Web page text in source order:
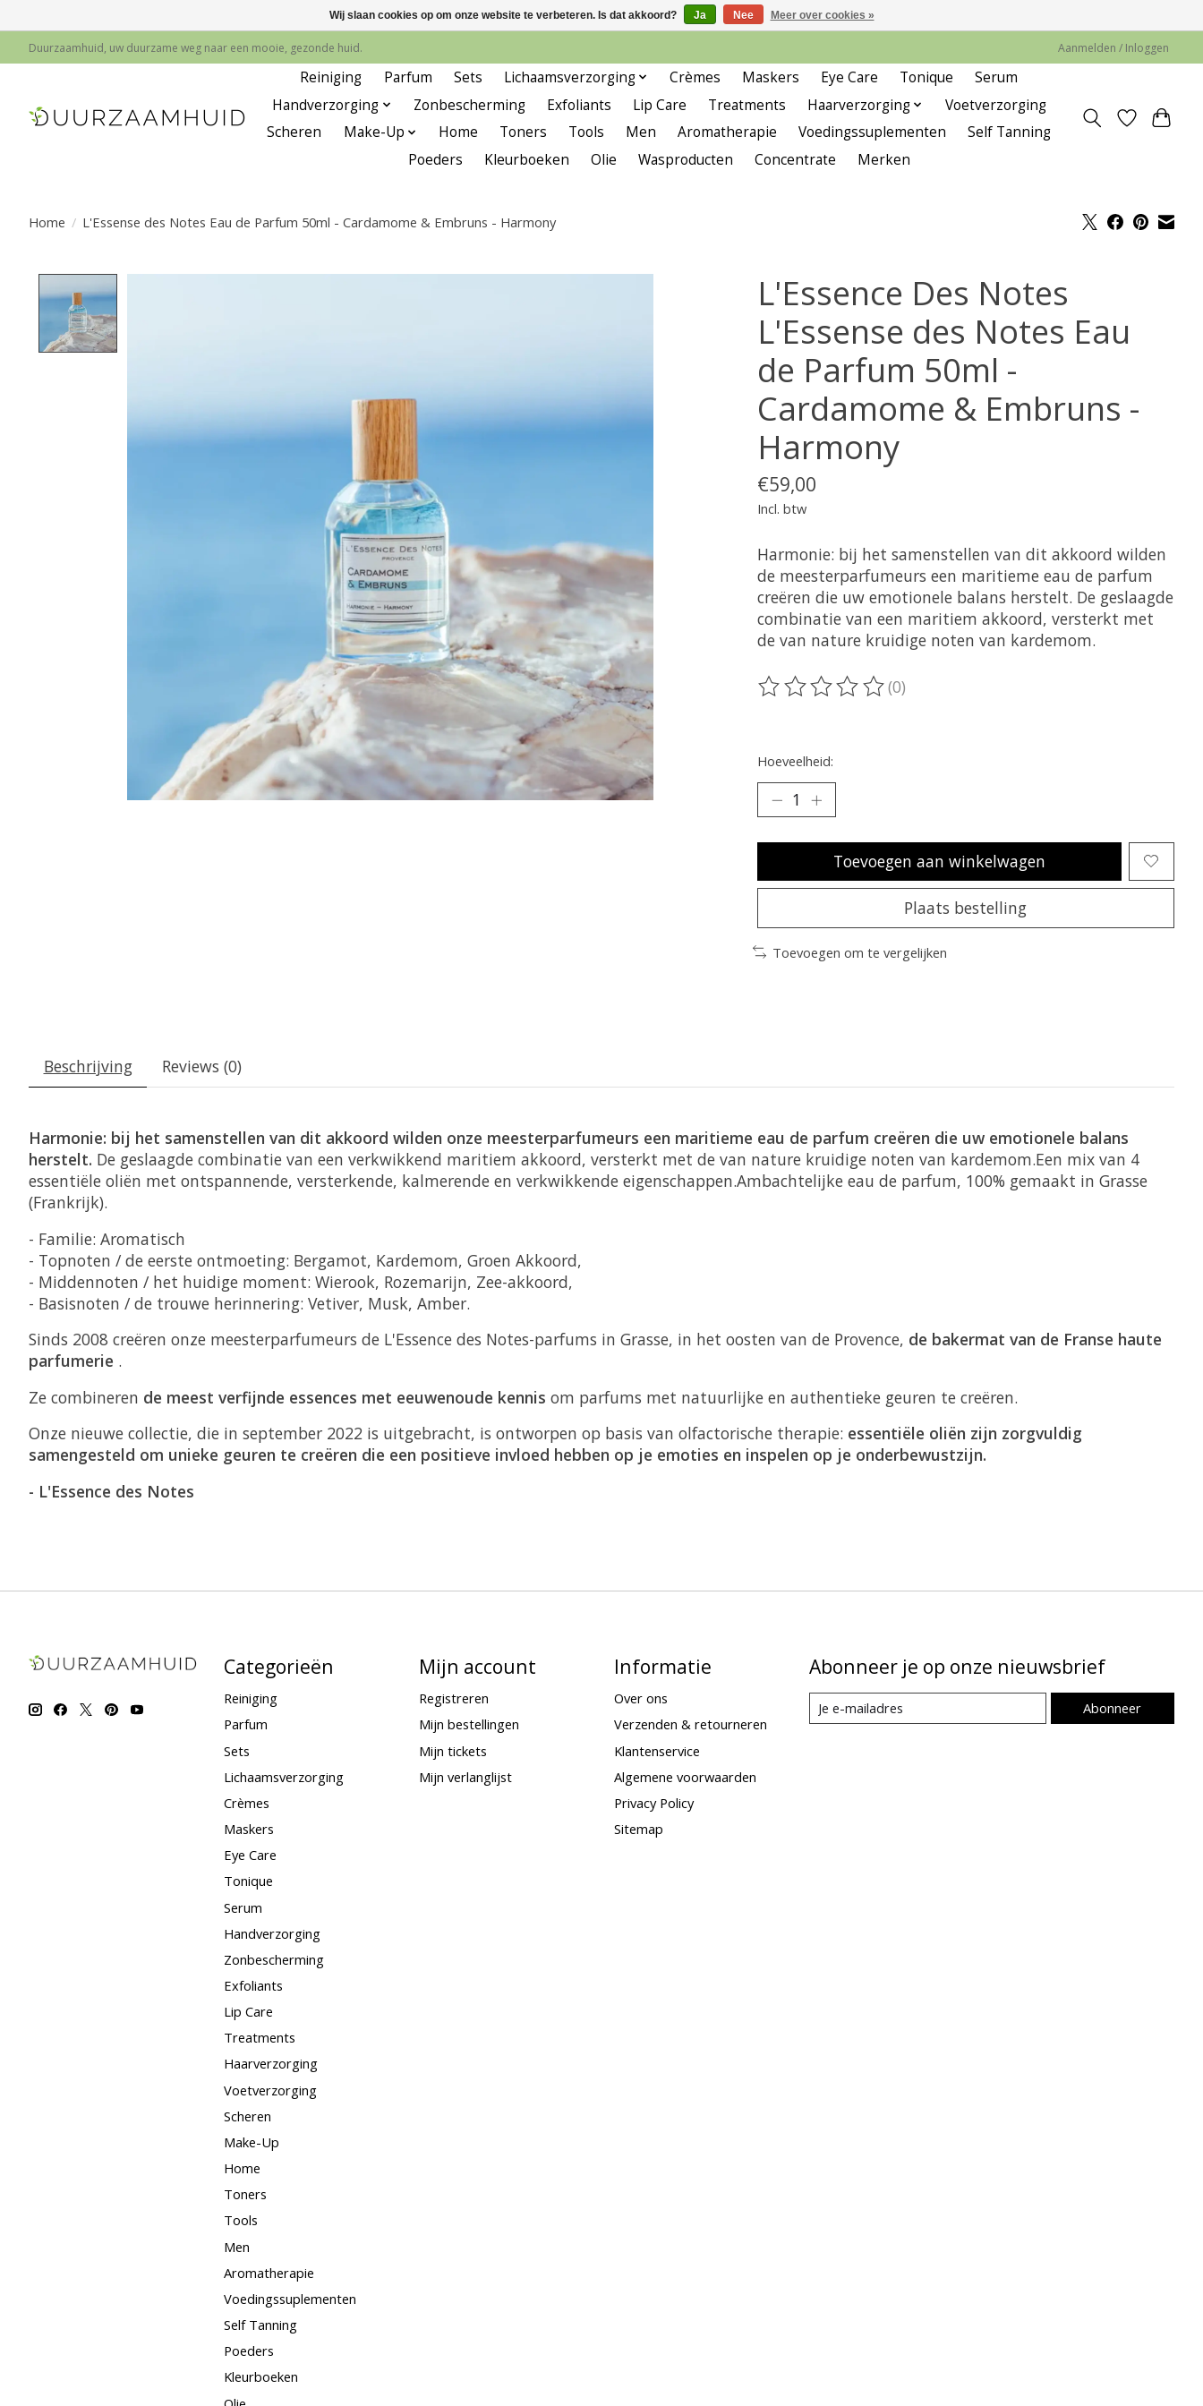
Duurzaamhuid, uw duurzame weg naar een mooie, gezonde huid. Aanmelden / Inloggen
Reiniging Parfum Sets Lichaamsverzorging Crèmes Maskers Eye Care Tonique
Serum
Handverzorging
Zonbescherming Exfoliants Lip Care Treatments Haarverzorging
Voetverzorging
Scheren
Make-Up Home Toners Tools Men Aromatherapie Voedingssuplementen
Self Tanning
Poeders
Kleurboeken Olie Wasproducten Concentrate Merken
Home / L'Essense des Notes Eau de Parfum 50ml - Cardamome & Embruns - Harmony
L'Essence Des Notes
L'Essense des Notes Eau
de Parfum 50ml -
Cardamome & Embruns -
Harmony
€59,00
Incl. btw
Harmonie: bij het samenstellen van dit akkoord wilden
de meesterparfumeurs een maritieme eau de parfum
creëren die uw emotionele balans herstelt. De geslaagde
combinatie van een maritiem akkoord, versterkt met
de van nature kruidige noten van kardemom.
De beoordeling van dit product is
(0)
Hoeveelheid:
Toevoegen aan winkelwagen
Plaats bestelling
Toevoegen om te vergelijken
Beschrijving Reviews (0)
Harmonie: bij het samenstellen van dit akkoord wilden onze meesterparfumeurs een maritieme eau de parfum creëren die uw emotionele balans
herstelt. De geslaagde combinatie van een verkwikkend maritiem akkoord, versterkt met de van nature kruidige noten van kardemom.Een mix van 4
essentiële oliën met ontspannende, versterkende, kalmerende en verkwikkende eigenschappen.Ambachtelijke eau de parfum, 100% gemaakt in Grasse
(Frankrijk).
- Familie: Aromatisch
- Topnoten / de eerste ontmoeting: Bergamot, Kardemom, Groen Akkoord,
- Middennoten / het huidige moment: Wierook, Rozemarijn, Zee-akkoord,
- Basisnoten / de trouwe herinnering: Vetiver, Musk, Amber.
Sinds 2008 creëren onze meesterparfumeurs de L'Essence des Notes-parfums in Grasse, in het oosten van de Provence, de bakermat van de Franse haute
parfumerie .
Ze combineren de meest verfijnde essences met eeuwenoude kennis om parfums met natuurlijke en authentieke geuren te creëren.
Onze nieuwe collectie, die in september 2022 is uitgebracht, is ontworpen op basis van olfactorische therapie: essentiële oliën zijn zorgvuldig
samengesteld om unieke geuren te creëren die een positieve invloed hebben op je emoties en inspelen op je onderbewustzijn.
- L'Essence des Notes
Categorieën
Reiniging
Parfum
Sets
Lichaamsverzorging
Crèmes
Maskers
Eye Care
Tonique
Serum
Handverzorging
Zonbescherming
Exfoliants
Lip Care
Treatments
Haarverzorging
Voetverzorging
Scheren
Make-Up
Home
Toners
Tools
Men
Aromatherapie
Voedingssuplementen
Self Tanning
Poeders
Kleurboeken
Mijn account
Registreren
Mijn bestellingen
Mijn tickets
Mijn verlanglijst
Informatie
Over ons
Verzenden & retourneren
Klantenservice
Algemene voorwaarden
Privacy Policy
Sitemap
Abonneer je op onze nieuwsbrief
Abonneer
Wij slaan cookies op om onze website te verbeteren. Is dat akkoord? Ja Nee Meer over cookies »